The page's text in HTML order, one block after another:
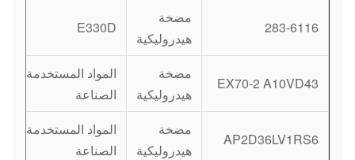
283-6116
مضخة
هيدروليكية
E330D
EX70-2 A10VD43
مضخة
هيدروليكية
المواد المستخدمة في
الصناعة
AP2D36LV1RS6
مضخة
هيدروليكية
المواد المستخدمة في
الصناعة